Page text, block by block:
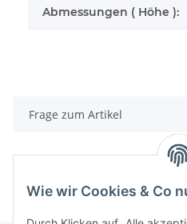
Abmessungen ( Höhe ):
Frage zum Artikel
Wie wir Cookies & Co